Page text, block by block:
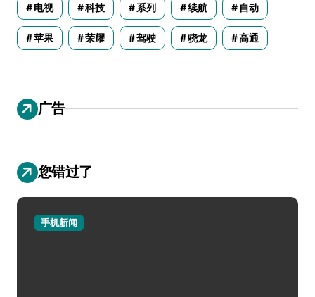
电视 科技 系列 续航 自动
苹果 荣耀 驾驶 骁龙 高通
广告
您错过了
手机新闻